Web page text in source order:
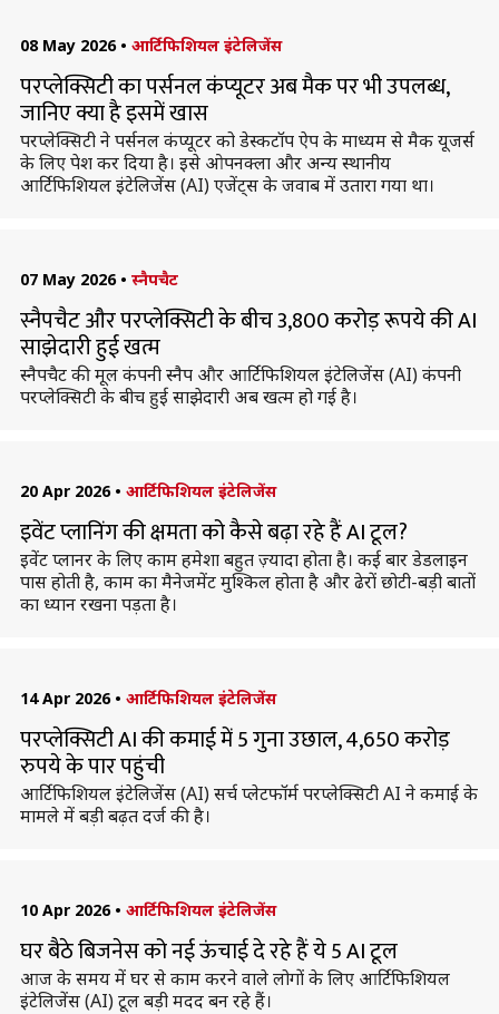
08 May 2026 • आर्टिफिशियल इंटेलिजेंस
परप्लेक्सिटी का पर्सनल कंप्यूटर अब मैक पर भी उपलब्ध,
जानिए क्या है इसमें खास
परप्लेक्सिटी ने पर्सनल कंप्यूटर को डेस्कटॉप ऐप के माध्यम से मैक यूजर्स
के लिए पेश कर दिया है। इसे ओपनक्ला और अन्य स्थानीय
आर्टिफिशियल इंटेलिजेंस (AI) एजेंट्स के जवाब में उतारा गया था।
07 May 2026 • स्नैपचैट
स्नैपचैट और परप्लेक्सिटी के बीच 3,800 करोड़ रूपये की AI
साझेदारी हुई खत्म
स्नैपचैट की मूल कंपनी स्नैप और आर्टिफिशियल इंटेलिजेंस (AI) कंपनी
परप्लेक्सिटी के बीच हुई साझेदारी अब खत्म हो गई है।
20 Apr 2026 • आर्टिफिशियल इंटेलिजेंस
इवेंट प्लानिंग की क्षमता को कैसे बढ़ा रहे हैं AI टूल?
इवेंट प्लानर के लिए काम हमेशा बहुत ज़्यादा होता है। कई बार डेडलाइन
पास होती है, काम का मैनेजमेंट मुश्किल होता है और ढेरों छोटी-बड़ी बातों
का ध्यान रखना पड़ता है।
14 Apr 2026 • आर्टिफिशियल इंटेलिजेंस
परप्लेक्सिटी AI की कमाई में 5 गुना उछाल, 4,650 करोड़
रुपये के पार पहुंची
आर्टिफिशियल इंटेलिजेंस (AI) सर्च प्लेटफॉर्म परप्लेक्सिटी AI ने कमाई के
मामले में बड़ी बढ़त दर्ज की है।
10 Apr 2026 • आर्टिफिशियल इंटेलिजेंस
घर बैठे बिजनेस को नई ऊंचाई दे रहे हैं ये 5 AI टूल
आज के समय में घर से काम करने वाले लोगों के लिए आर्टिफिशियल
इंटेलिजेंस (AI) टूल बड़ी मदद बन रहे हैं।